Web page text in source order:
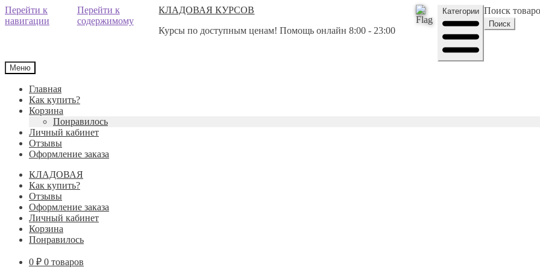
Перейти к
навигации
Перейти к
содержимому
КЛАДОВАЯ КУРСОВ
Курсы по доступным ценам! Помощь онлайн 8:00 - 23:00
Категории Поиск
Поиск
Меню
Главная
Как купить?
Корзина
Понравилось
Личный кабинет
Отзывы
Оформление заказа
КЛАДОВАЯ
Как купить?
Отзывы
Оформление заказа
Личный кабинет
Корзина
Понравилось
0 ₽ 0 товаров